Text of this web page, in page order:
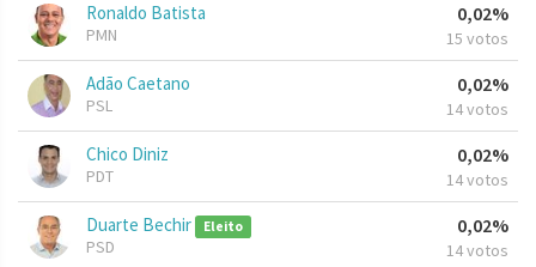
Ronaldo Batista
PMN
0,02%
15 votos
Adão Caetano
PSL
0,02%
14 votos
Chico Diniz
PDT
0,02%
14 votos
Duarte Bechir Eleito
PSD
0,02%
14 votos